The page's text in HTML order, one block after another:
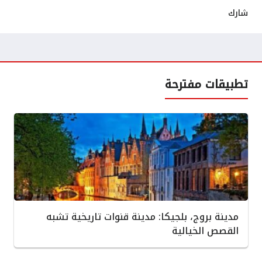
شارك
تطبيقات مفترحة
مدينة بروج، بلجيكا: مدينة قنوات تاريخية تشبه
القصص الخيالية